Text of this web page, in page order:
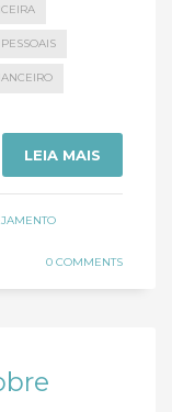
LEIA MAIS
0 COMMENTS